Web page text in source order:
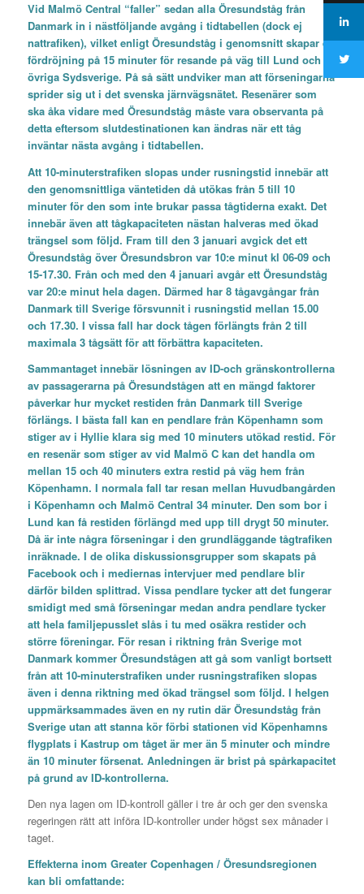
Vid Malmö Central “faller” sedan alla Öresundståg från
Danmark in i nästföljande avgång i tidtabellen (dock ej
nattrafiken), vilket enligt Öresundståg i genomsnitt skapar en
fördröjning på 15 minuter för resande på väg till Lund och
övriga Sydsverige. På så sätt undviker man att förseningarna
sprider sig ut i det svenska järnvägsnätet. Resenärer som
ska åka vidare med Öresundståg måste vara observanta på
detta eftersom slutdestinationen kan ändras när ett tåg
inväntar nästa avgång i tidtabellen.
Att 10-minuterstrafiken slopas under rusningstid innebär att
den genomsnittliga väntetiden då utökas från 5 till 10
minuter för den som inte brukar passa tågtiderna exakt. Det
innebär även att tågkapaciteten nästan halveras med ökad
trängsel som följd. Fram till den 3 januari avgick det ett
Öresundståg över Öresundsbron var 10:e minut kl 06-09 och
15-17.30. Från och med den 4 januari avgår ett Öresundståg
var 20:e minut hela dagen. Därmed har 8 tågavgångar från
Danmark till Sverige försvunnit i rusningstid mellan 15.00
och 17.30. I vissa fall har dock tågen förlängts från 2 till
maximala 3 tågsätt för att förbättra kapaciteten.
Sammantaget innebär lösningen av ID-och gränskontrollerna
av passagerarna på Öresundstågen att en mängd faktorer
påverkar hur mycket restiden från Danmark till Sverige
förlängs. I bästa fall kan en pendlare från Köpenhamn som
stiger av i Hyllie klara sig med 10 minuters utökad restid. För
en resenär som stiger av vid Malmö C kan det handla om
mellan 15 och 40 minuters extra restid på väg hem från
Köpenhamn. I normala fall tar resan mellan Huvudbangården
i Köpenhamn och Malmö Central 34 minuter. Den som bor i
Lund kan få restiden förlängd med upp till drygt 50 minuter.
Då är inte några förseningar i den grundläggande tågtrafiken
inräknade. I de olika diskussionsgrupper som skapats på
Facebook och i mediernas intervjuer med pendlare blir
därför bilden splittrad. Vissa pendlare tycker att det fungerar
smidigt med små förseningar medan andra pendlare tycker
att hela familjepusslet slås i tu med osäkra restider och
större föreningar. För resan i riktning från Sverige mot
Danmark kommer Öresundstågen att gå som vanligt bortsett
från att 10-minuterstrafiken under rusningstrafiken slopas
även i denna riktning med ökad trängsel som följd. I helgen
uppmärksammades även en ny rutin där Öresundståg från
Sverige utan att stanna kör förbi stationen vid Köpenhamns
flygplats i Kastrup om tåget är mer än 5 minuter och mindre
än 10 minuter försenat. Anledningen är brist på spårkapacitet
på grund av ID-kontrollerna.
Den nya lagen om ID-kontroll gäller i tre år och ger den svenska
regeringen rätt att införa ID-kontroller under högst sex månader i
taget.
Effekterna inom Greater Copenhagen / Öresundsregionen
kan bli omfattande: